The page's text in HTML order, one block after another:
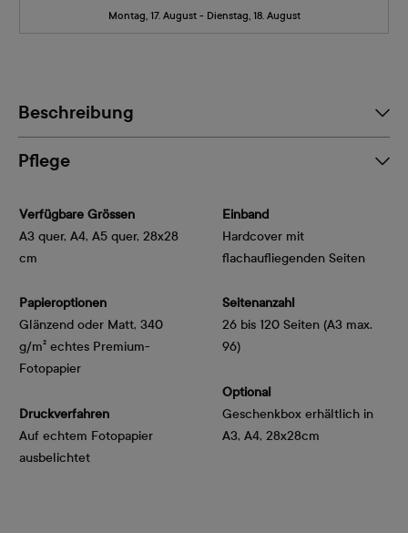
Montag, 17. August - Dienstag, 18. August
Beschreibung
Pflege
Verfügbare Grössen
A3 quer, A4, A5 quer, 28x28
cm
Papieroptionen
Glänzend oder Matt, 340
g/m² echtes Premium-
Fotopapier
Druckverfahren
Auf echtem Fotopapier
ausbelichtet
Einband
Hardcover mit
flachaufliegenden Seiten
Seitenanzahl
26 bis 120 Seiten (A3 max.
96)
Optional
Geschenkbox erhältlich in
A3, A4, 28x28cm